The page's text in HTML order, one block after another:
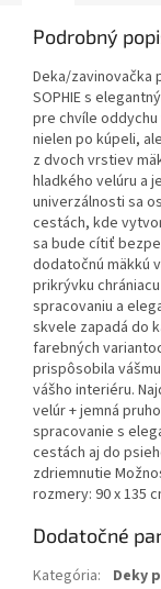
Podrobný
Deka/zavinovačka
SOPHIE s
pre chvíle
nielen po kúpeli,
z dvoch vrstiev
hladkého velúru a
univerzálnosti sa
cestách, kde
sa bude cítiť
dodatočnú mäkkú
prikrývku
spracovaniu a
skvele zapadá do
farebných
prispôsobila
vášho interiéru.
velúr + jemná
spracovanie s
cestách aj do
zdriemnutie
rozmery: 90 x 135
Dodatočné
Kategória:
Deky